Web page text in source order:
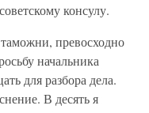
консулу.
превосходно
начальника
для разбора дела.
В десять я